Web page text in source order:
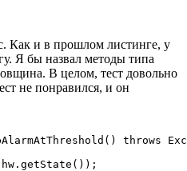
Как и в прошлом листинге, у
Я бы назвал методы типа
В целом, тест довольно
не понравился, и он
throws